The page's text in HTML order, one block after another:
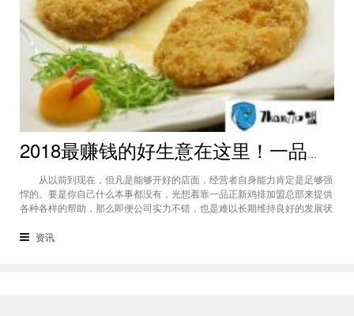
2018最赚钱的好生意在这里！一品正新鸡排一年能赚多少?进来看一看
从以前到现在，但凡是能够开好的店面，经营者自身能力肯定是足够强
悍的。要是你自己什么本事都没有，光想着靠一品正新鸡排加盟总部来提供
各种各样的帮助，那么即便公司实力不错，也是难以长期维持良好的发展状
少?如何才能火爆市场? （一品正新鸡排一年能赚多少） 一品正新鸡排
资讯